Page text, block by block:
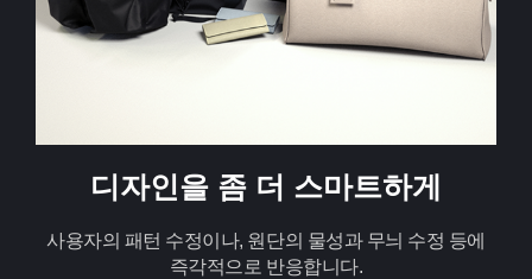
디자인을 좀 더 스마트하게
사용자의 패턴 수정이나, 원단의 물성과 무늬 수정 등에
즉각적으로 반응합니다.